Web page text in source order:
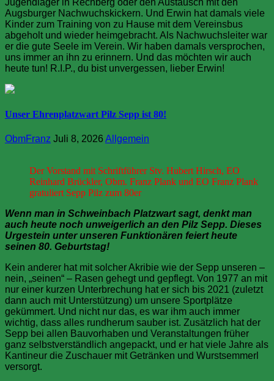
Jugendlager in Rechberg oder den Austausch mit den
Augsburger Nachwuchskickern. Und Erwin hat damals viele
Kinder zum Training von zu Hause mit dem Vereinsbus
abgeholt und wieder heimgebracht. Als Nachwuchsleiter war
er die gute Seele im Verein. Wir haben damals versprochen,
uns immer an ihn zu erinnern. Und das möchten wir auch
heute tun! R.I.P., du bist unvergessen, lieber Erwin!
Unser Ehrenplatzwart Pilz Sepp ist 80!
ObmFranz Juli 8, 2026 Allgemein
Der Vorstand mit Schriftführer Stv. Hubert Hirsch, EO
Reinhard Brückler, Obm. Franz Plank und EO Franz Plank
gratuliert Sepp Pilz zum 80er
Wenn man in Schweinbach Platzwart sagt, denkt man
auch heute noch unweigerlich an den Pilz Sepp. Dieses
Urgestein unter unseren Funktionären feiert heute
seinen 80. Geburtstag!
Kein anderer hat mit solcher Akribie wie der Sepp unseren –
nein, „seinen“ – Rasen gehegt und gepflegt. Von 1977 an mit
nur einer kurzen Unterbrechung hat er sich bis 2021 (zuletzt
dann auch mit Unterstützung) um unsere Sportplätze
gekümmert. Und nicht nur das, es war ihm auch immer
wichtig, dass alles rundherum sauber ist. Zusätzlich hat der
Sepp bei allen Bauvorhaben und Veranstaltungen früher
ganz selbstverständlich angepackt, und er hat viele Jahre als
Kantineur die Zuschauer mit Getränken und Wurstsemmerl
versorgt.